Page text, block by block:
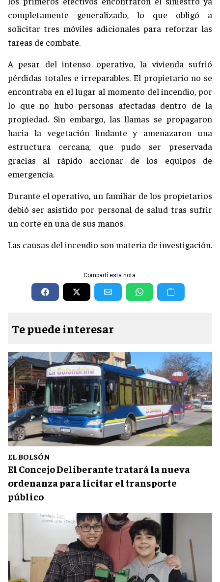
completamente generalizado, lo que obligó a
solicitar tres móviles adicionales para reforzar las
tareas de combate.
A pesar del intenso operativo, la vivienda sufrió
pérdidas totales e irreparables. El propietario no se
encontraba en el lugar al momento del incendio, por
lo que no hubo personas afectadas dentro de la
propiedad. Sin embargo, las llamas se propagaron
hacia la vegetación lindante y amenazaron una
estructura cercana, que pudo ser preservada
gracias al rápido accionar de los equipos de
emergencia.
Durante el operativo, un familiar de los propietarios
debió ser asistido por personal de salud tras sufrir
un corte en una de sus manos.
Las causas del incendio son materia de investigación.
Compartí esta nota:
Te puede interesar
EL BOLSÓN
El Concejo Deliberante tratará la nueva
ordenanza para licitar el transporte
público